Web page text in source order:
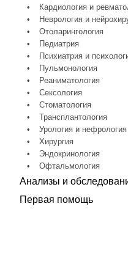
•
Кардиология и
•
Неврология и
•
Отоларингология
•
Педиатрия
•
Психиатрия и
•
Пульмонология
•
Реаниматология
•
Сексология
•
Стоматология
•
Трансплантология
•
Урология и нефрология
•
Хирургия
•
Эндокринология
•
Офтальмология
Анализы и
Первая помощь